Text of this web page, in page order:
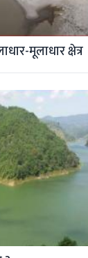
मूलाधार क्षेत्र